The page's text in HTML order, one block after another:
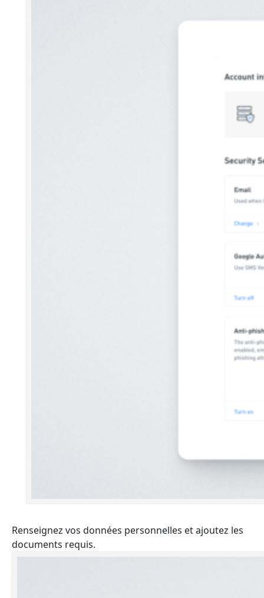
Renseignez vos données personnelles et ajoutez les
documents requis.